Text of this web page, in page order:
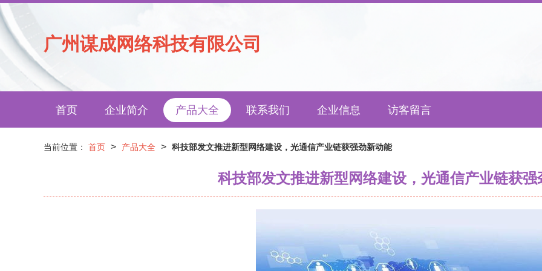
广州谋成网络科技有限公司
首页 企业简介 产品大全 联系我们 企业信息 访客留言
当前位置： 首页 > 产品大全 > 科技部发文推进新型网络建设，光通信产业链获强劲新动能
科技部发文推进新型网络建设，光通信产业链获强